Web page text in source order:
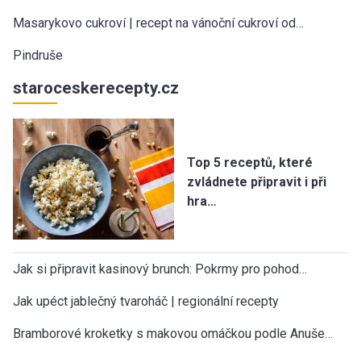
Masarykovo cukroví | recept na vánoční cukroví od…
Pindruše
staroceskerecepty.cz
Top 5 receptů, které
zvládnete připravit i při
hra…
Jak si připravit kasinový brunch: Pokrmy pro pohod…
Jak upéct jablečný tvaroháč | regionální recepty
Bramborové kroketky s makovou omáčkou podle Anuše…